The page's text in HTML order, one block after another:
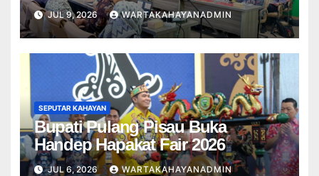
JUL 9, 2026 WARTAKAHAYANADMIN
SEPUTAR KAHAYAN
Bupati Pulang Pisau Buka
Handep Hapakat Fair 2026
JUL 6, 2026 WARTAKAHAYANADMIN